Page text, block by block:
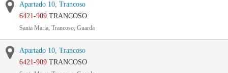
Apartado 10, Trancoso
6421-909 TRANCOSO
Santa Maria, Trancoso, Guarda
Apartado 10, Trancoso
6421-909 TRANCOSO